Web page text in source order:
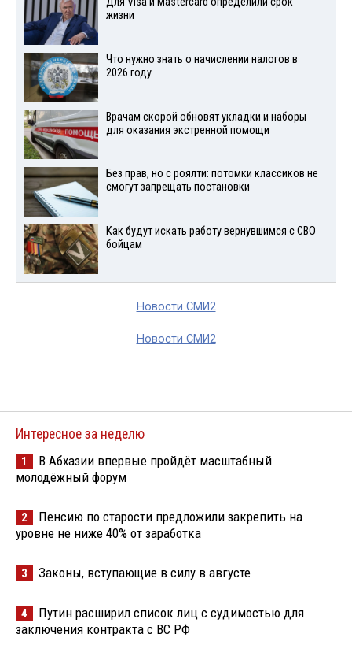
жизни
Что нужно знать о начислении налогов в
2026 году
Врачам скорой обновят укладки и наборы
для оказания экстренной помощи
Без прав, но с роялти: потомки классиков не
смогут запрещать постановки
Как будут искать работу вернувшимся с СВО
бойцам
Новости СМИ2
Новости СМИ2
Интересное за неделю
1
В Абхазии впервые пройдёт масштабный
молодёжный форум
2
Пенсию по старости предложили закрепить на
уровне не ниже 40% от заработка
3 Законы, вступающие в силу в августе
4
Путин расширил список лиц с судимостью для
заключения контракта с ВС РФ